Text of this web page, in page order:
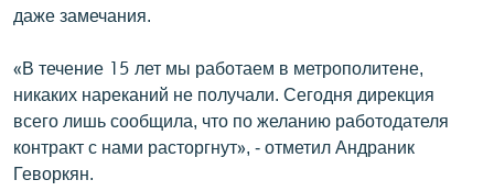
Русский
ՀԵՏԵՎԵՔ ՄԵԶ
даже замечания.
«В течение 15 лет мы работаем в метрополитене,
никаких нареканий не получали. Сегодня дирекция
всего лишь сообщила, что по желанию работодателя
контракт с нами расторгнут», - отметил Андраник
Геворкян.